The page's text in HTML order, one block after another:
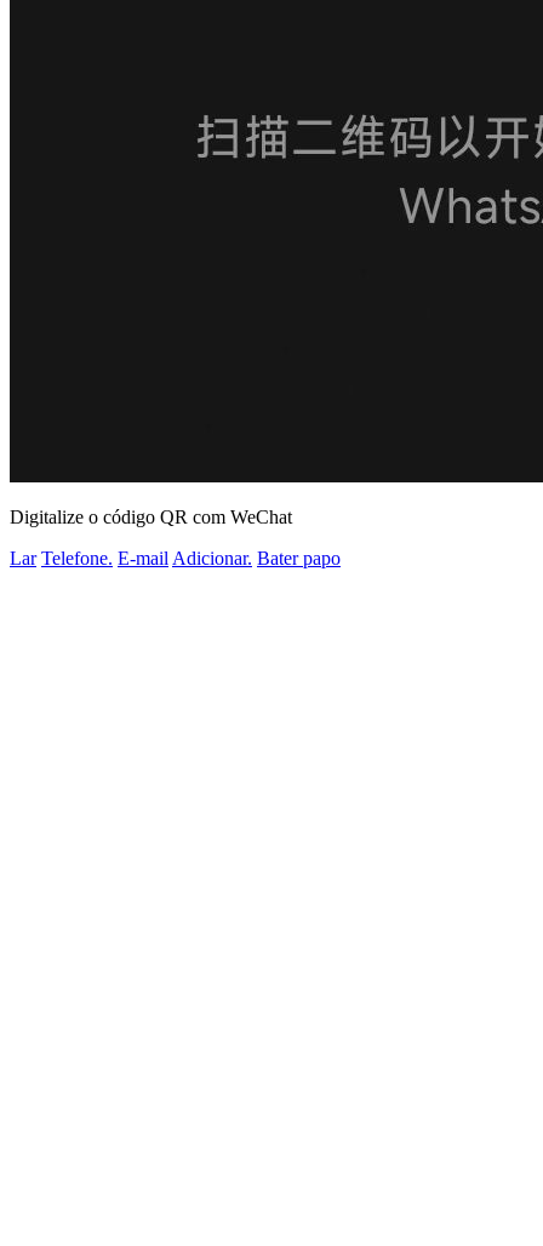
Digitalize o código QR com WeChat
Lar Telefone. E-mail Adicionar. Bater papo